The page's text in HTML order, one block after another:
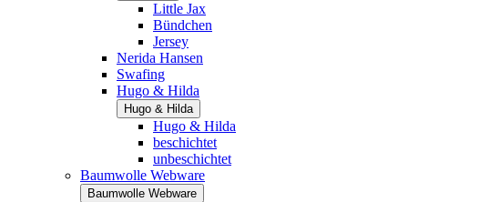
Little Jax
Bündchen
Jersey
Nerida Hansen
Swafing
Hugo & Hilda
Hugo & Hilda
Hugo & Hilda
beschichtet
unbeschichtet
Baumwolle Webware
Baumwolle Webware